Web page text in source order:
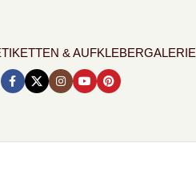
& AUFKLEBERGALERIE